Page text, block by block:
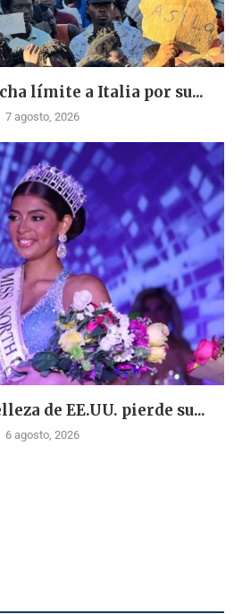
límite a Italia por su...
7 agosto, 2026
de EE.UU. pierde su...
6 agosto, 2026